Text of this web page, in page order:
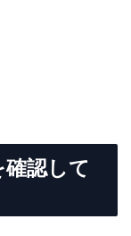
認して